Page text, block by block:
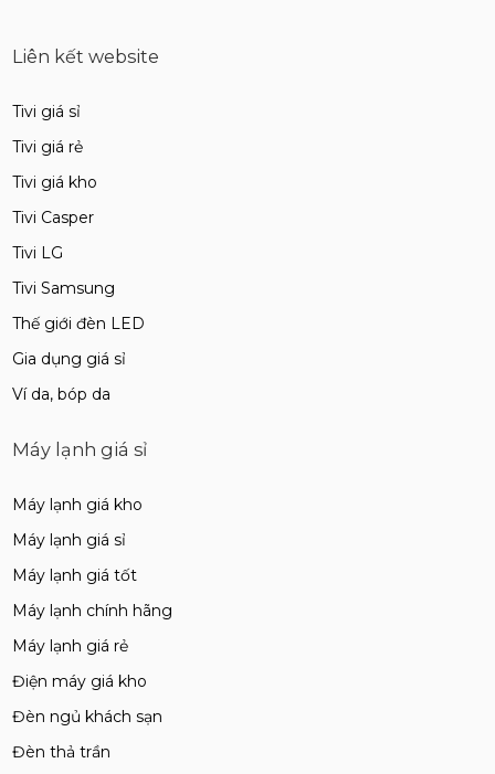
Liên kết website
Tivi giá sỉ
Tivi giá rẻ
Tivi giá kho
Tivi Casper
Tivi LG
Tivi Samsung
Thế giới đèn LED
Gia dụng giá sỉ
Ví da, bóp da
Máy lạnh giá sỉ
Máy lạnh giá kho
Máy lạnh giá sỉ
Máy lạnh giá tốt
Máy lạnh chính hãng
Máy lạnh giá rẻ
Điện máy giá kho
Đèn ngủ khách sạn
Đèn thả trần